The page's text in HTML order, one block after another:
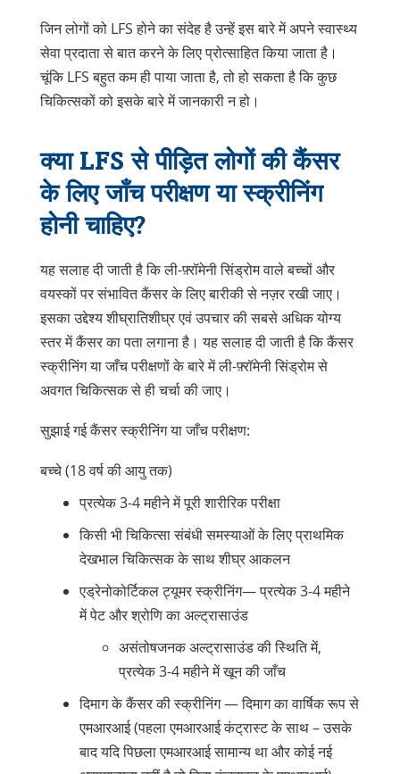
जिन लोगों को LFS होने का संदेह है उन्हें इस बारे में अपने स्वास्थ्य
सेवा प्रदाता से बात करने के लिए प्रोत्साहित किया जाता है।
चूंकि LFS बहुत कम ही पाया जाता है, तो हो सकता है कि कुछ
चिकित्सकों को इसके बारे में जानकारी न हो।
क्या LFS से पीड़ित लोगों की कैंसर
के लिए जाँच परीक्षण या स्क्रीनिंग
होनी चाहिए?
यह सलाह दी जाती है कि ली-फ़्रॉमेनी सिंड्रोम वाले बच्चों और
वयस्कों पर संभावित कैंसर के लिए बारीकी से नज़र रखी जाए।
इसका उद्देश्य शीघ्रातिशीघ्र एवं उपचार की सबसे अधिक योग्य
स्तर में कैंसर का पता लगाना है। यह सलाह दी जाती है कि कैंसर
स्क्रीनिंग या जाँच परीक्षणों के बारे में ली-फ़्रॉमेनी सिंड्रोम से
अवगत चिकित्सक से ही चर्चा की जाए।
सुझाई गई कैंसर स्क्रीनिंग या जाँच परीक्षण:
बच्चे (18 वर्ष की आयु तक)
प्रत्येक 3-4 महीने में पूरी शारीरिक परीक्षा
किसी भी चिकित्सा संबंधी समस्याओं के लिए प्राथमिक
देखभाल चिकित्सक के साथ शीघ्र आकलन
एड्रेनोकोर्टिकल ट्यूमर स्क्रीनिंग— प्रत्येक 3-4 महीने
में पेट और श्रोणि का अल्ट्रासाउंड
असंतोषजनक अल्ट्रासाउंड की स्थिति में,
प्रत्येक 3-4 महीने में खून की जाँच
दिमाग के कैंसर की स्क्रीनिंग — दिमाग का वार्षिक रूप से
एमआरआई (पहला एमआरआई कंट्रास्ट के साथ – उसके
बाद यदि पिछला एमआरआई सामान्य था और कोई नई